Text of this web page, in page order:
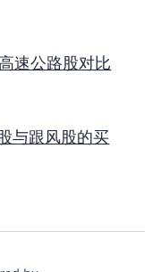
速公路股对比
与跟风股的买